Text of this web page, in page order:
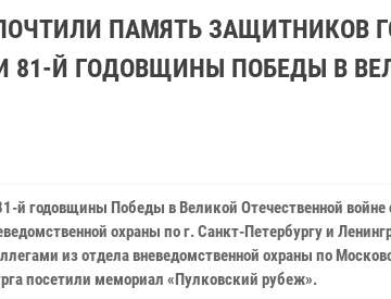
ПАМЯТЬ ЗАЩИТНИКОВ
81-Й ГОДОВЩИНЫ ПОБЕДЫ В
й годовщины Победы в Великой Отечественной войне
охраны по г. Санкт-Петербургу и
из отдела вневедомственной охраны по
посетили мемориал «Пулковский рубеж».